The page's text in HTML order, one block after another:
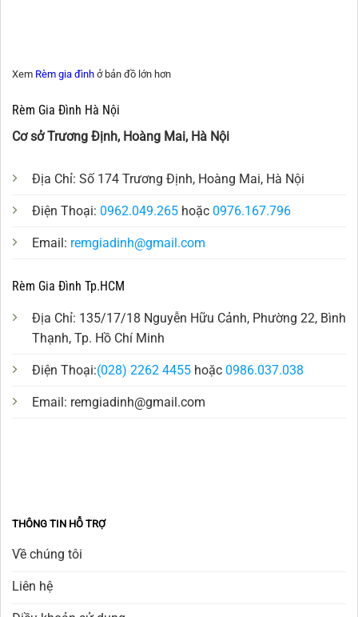
Xem Rèm gia đình ở bản đồ lớn hơn
Rèm Gia Đình Hà Nội
Cơ sở Trương Định, Hoàng Mai, Hà Nội
Địa Chỉ: Số 174 Trương Định, Hoàng Mai, Hà Nội
Điện Thoại: 0962.049.265 hoặc 0976.167.796
Email: remgiadinh@gmail.com
Rèm Gia Đình Tp.HCM
Địa Chỉ: 135/17/18 Nguyễn Hữu Cảnh, Phường 22, Bình
Thạnh, Tp. Hồ Chí Minh
Điện Thoại:(028) 2262 4455 hoặc 0986.037.038
Email: remgiadinh@gmail.com
THÔNG TIN HỖ TRỢ
Về chúng tôi
Liên hệ